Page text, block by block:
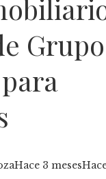
Grupo
Hace 3 meses